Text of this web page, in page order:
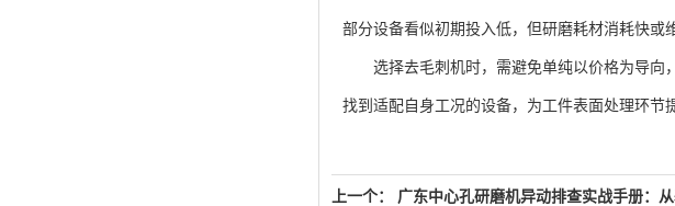
部分设备看似初期投入低，但研磨耗材消耗快或
选择去毛刺机时，需避免单纯以价格为导向
找到适配自身工况的设备，为工件表面处理环节
上一个： 广东中心孔研磨机异动排查实战手册：